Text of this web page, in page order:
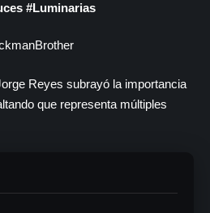
#Luminarias
Reyes subrayó la importancia
que representa múltiples